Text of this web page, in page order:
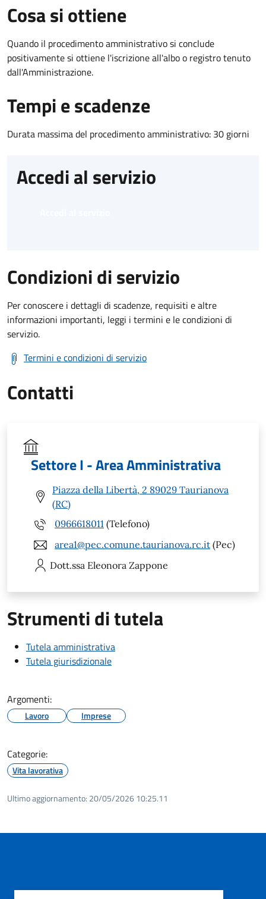
Cosa si ottiene
Quando il procedimento amministrativo si conclude
positivamente si ottiene l'iscrizione all'albo o registro tenuto
dall'Amministrazione.
Tempi e scadenze
Durata massima del procedimento amministrativo: 30 giorni
Accedi al servizio
Condizioni di servizio
Per conoscere i dettagli di scadenze, requisiti e altre
informazioni importanti, leggi i termini e le condizioni di
servizio.
Termini e condizioni di servizio
Contatti
Settore I - Area Amministrativa
Piazza della Libertà, 2 89029 Taurianova
(RC)
0966618011 (Telefono)
area1@pec.comune.taurianova.rc.it (Pec)
Dott.ssa Eleonora Zappone
Strumenti di tutela
Tutela amministrativa
Tutela giurisdizionale
Argomenti:
Lavoro Imprese
Categorie:
Vita lavorativa
Ultimo aggiornamento: 20/05/2026 10:25.11